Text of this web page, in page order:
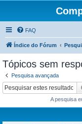
FAQ
Índice do Fórum
Tópicos sem
Pesquisa avançada
A pesquisa